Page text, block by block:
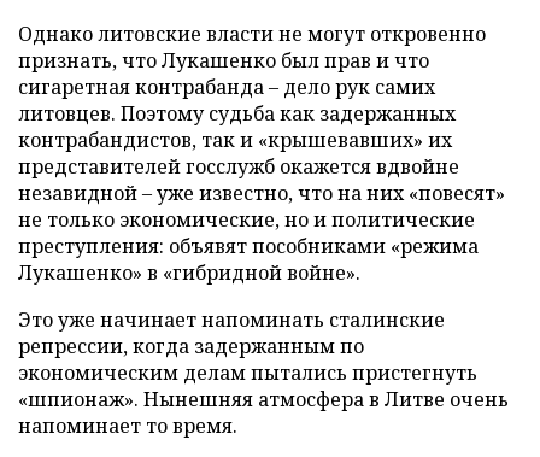
Однако литовские власти не могут откровенно
признать, что Лукашенко был прав и что
сигаретная контрабанда – дело рук самих
литовцев. Поэтому судьба как задержанных
контрабандистов, так и «крышевавших» их
представителей госслужб окажется вдвойне
незавидной – уже известно, что на них «повесят»
не только экономические, но и политические
преступления: объявят пособниками «режима
Лукашенко» в «гибридной войне».
Это уже начинает напоминать сталинские
репрессии, когда задержанным по
экономическим делам пытались пристегнуть
«шпионаж». Нынешняя атмосфера в Литве очень
напоминает то время.